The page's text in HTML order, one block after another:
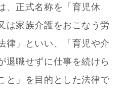
、正式名称を「育児休
は家族介護をおこなう労
律」といい、「育児や介
退職せずに仕事を続けら
と」を目的とした法律で